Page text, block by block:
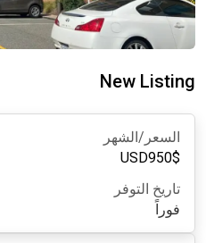
New Listing
السعر/الشهر
$
950
USD
تاريخ التوفر
فوراً